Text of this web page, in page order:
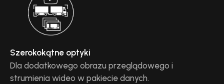
Szerokokątne optyki
Dla dodatkowego obrazu przeglądowego i
strumienia wideo w pakiecie danych.